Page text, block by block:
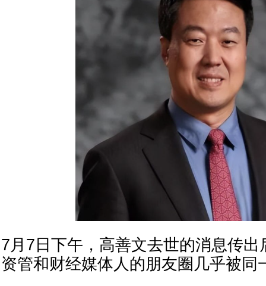
7月7日下午，高善文去世的消息传出
资管和财经媒体人的朋友圈几乎被同